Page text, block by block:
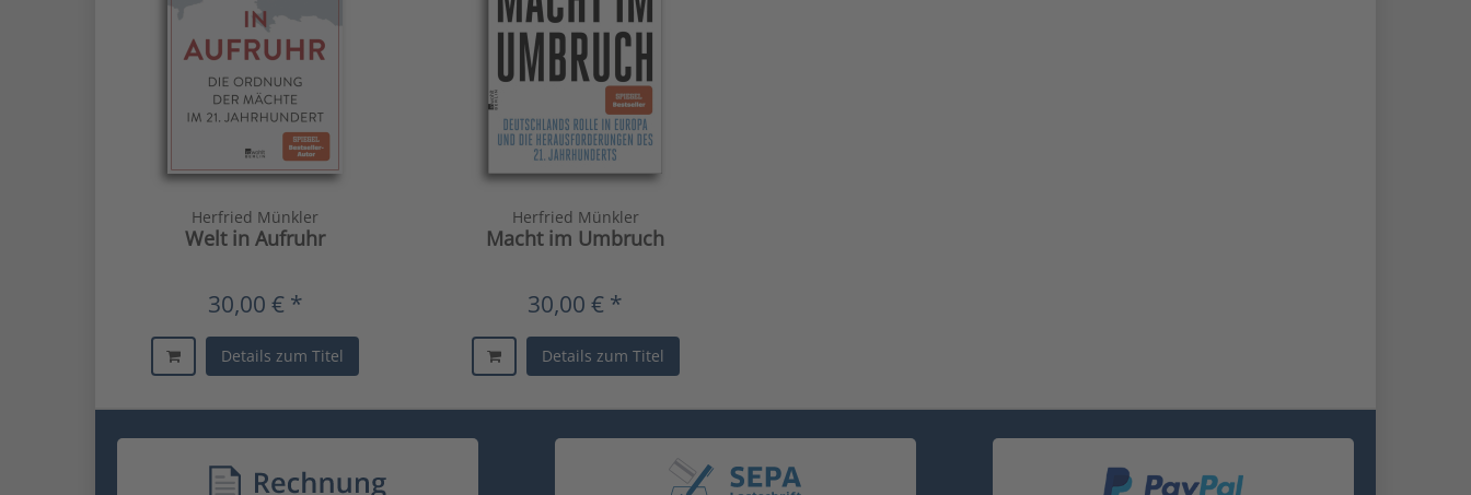
Herfried Münkler
Welt in Aufruhr
30,00 € *
Details zum Titel
Herfried Münkler
Macht im Umbruch
30,00 € *
Details zum Titel